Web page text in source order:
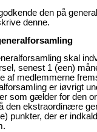
den på
denne.
skal
senest 1 (een)
af medlemmerne
er iøvrigt
som gælder for den
den ekstraordinære
punkter, der er